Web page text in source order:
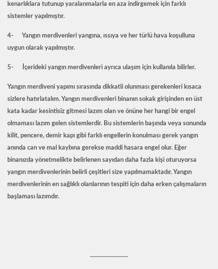
kenarlıklara tutunup yaralanmalarla en aza indirgemek için farklı
sistemler yapılmıştır.
4- Yangın merdivenleri yangına, ıssıya ve her türlü hava koşulluna
uygun olarak yapılmıştır.
5- İçerideki yangın merdivenleri ayrıca ulaşım için kullanıla bilirler.
Yangın merdiveni yapımı sırasında dikkatli olunması gerekenleri kısaca
sizlere hatırlatalım. Yangın merdivenleri binanın sokak girişinden en üst
kata kadar kesintisiz gitmesi lazım olan ve önüne her hangi bir engel
olmaması lazım gelen sistemlerdir. Bu sistemlerin başında veya sonunda
kilit, pencere, demir kapı gibi farklı engellerin konulması gerek yangın
anında can ve mal kaybına gerekse maddi hasara engel olur. Eğer
binanızda yönetmelikte belirlenen sayıdan daha fazla kişi oturuyorsa
yangın merdivenlerinin belirli çeşitleri size yapılmamaktadır. Yangın
merdivenlerinin en sağlıklı olanlarının tespiti için daha erken çalışmaların
başlaması lazımdır.